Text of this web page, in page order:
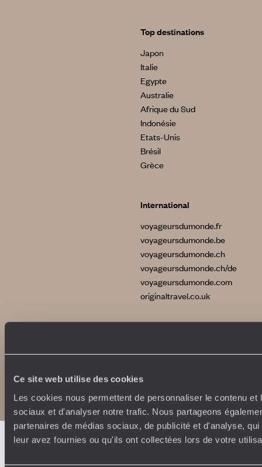
Ce site web utilise des cookies
Les cookies nous permettent de personnaliser le contenu
sociaux et d'analyser notre trafic. Nous partageons
partenaires de médias sociaux, de publicité et d'analyse,
leur avez fournies ou qu'ils ont collectées lors de votre
Top destinations
Japon
Italie
Egypte
Australie
Afrique du Sud
Indonésie
Etats-Unis
Brésil
Grèce
International
voyageursdumonde.fr
voyageursdumonde.be
voyageursdumonde.ch
voyageursdumonde.ch/de
voyageursdumonde.com
originaltravel.co.uk
Copyrights Plan du site
Politique de confidentialité et de Cookies
Notice légale et CGU